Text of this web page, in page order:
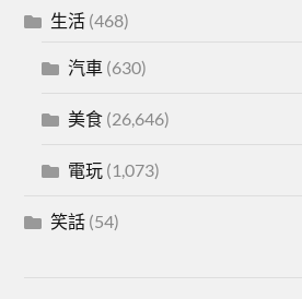
生活 (468)
汽車 (630)
美食 (26,646)
電玩 (1,073)
笑話 (54)